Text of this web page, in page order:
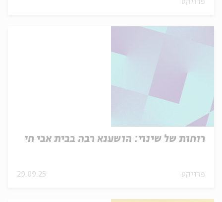
פרויקט
רוחות של שינוי: הושענא רבה בבית אבי חי
פרויקט 29.09.25